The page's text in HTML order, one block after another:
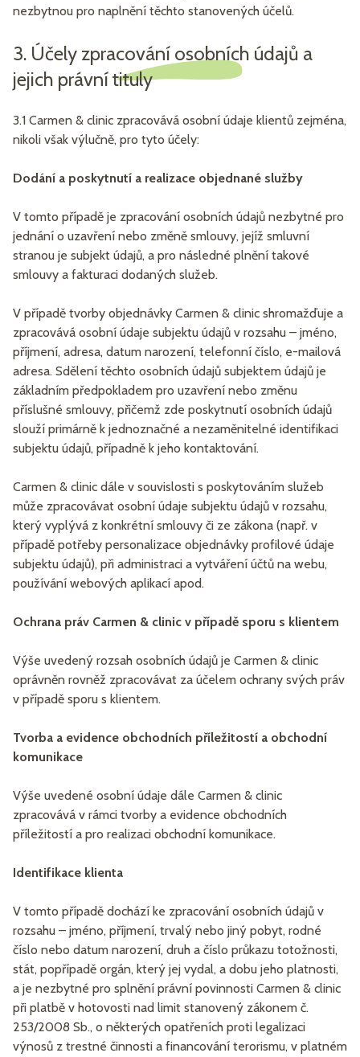
nezbytnou pro naplnění těchto stanovených účelů.
3. Účely zpracování osobních údajů a
jejich právní tituly
3.1 Carmen & clinic zpracovává osobní údaje klientů zejména,
nikoli však výlučně, pro tyto účely:
Dodání a poskytnutí a realizace objednané služby
V tomto případě je zpracování osobních údajů nezbytné pro
jednání o uzavření nebo změně smlouvy, jejíž smluvní
stranou je subjekt údajů, a pro následné plnění takové
smlouvy a fakturaci dodaných služeb.
V případě tvorby objednávky Carmen & clinic shromažďuje a
zpracovává osobní údaje subjektu údajů v rozsahu – jméno,
příjmení, adresa, datum narození, telefonní číslo, e-mailová
adresa. Sdělení těchto osobních údajů subjektem údajů je
základním předpokladem pro uzavření nebo změnu
příslušné smlouvy, přičemž zde poskytnutí osobních údajů
slouží primárně k jednoznačné a nezaměnitelné identifikaci
subjektu údajů, případně k jeho kontaktování.
Carmen & clinic dále v souvislosti s poskytováním služeb
může zpracovávat osobní údaje subjektu údajů v rozsahu,
který vyplývá z konkrétní smlouvy či ze zákona (např. v
případě potřeby personalizace objednávky profilové údaje
subjektu údajů), při administraci a vytváření účtů na webu,
používání webových aplikací apod.
Ochrana práv Carmen & clinic v případě sporu s klientem
Výše uvedený rozsah osobních údajů je Carmen & clinic
oprávněn rovněž zpracovávat za účelem ochrany svých práv
v případě sporu s klientem.
Tvorba a evidence obchodních příležitostí a obchodní
komunikace
Výše uvedené osobní údaje dále Carmen & clinic
zpracovává v rámci tvorby a evidence obchodních
příležitostí a pro realizaci obchodní komunikace.
Identifikace klienta
V tomto případě dochází ke zpracování osobních údajů v
rozsahu – jméno, příjmení, trvalý nebo jiný pobyt, rodné
číslo nebo datum narození, druh a číslo průkazu totožnosti,
stát, popřípadě orgán, který jej vydal, a dobu jeho platnosti,
a je nezbytné pro splnění právní povinnosti Carmen & clinic
při platbě v hotovosti nad limit stanovený zákonem č.
253/2008 Sb., o některých opatřeních proti legalizaci
výnosů z trestné činnosti a financování terorismu, v platném